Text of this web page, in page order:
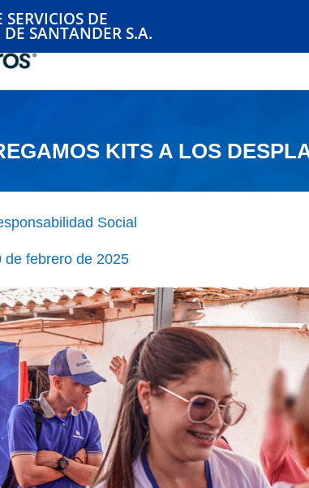
SERVICIOS DE
DE SANTANDER S.A.
KITS A LOS
Social
de febrero de 2025